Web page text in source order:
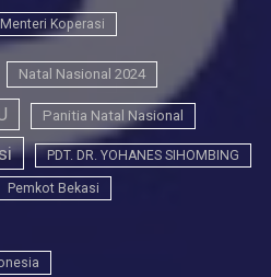
Menteri Koperasi
Natal Nasional 2024
Panitia Natal Nasional
PDT. DR. YOHANES SIHOMBING
Pemkot Bekasi